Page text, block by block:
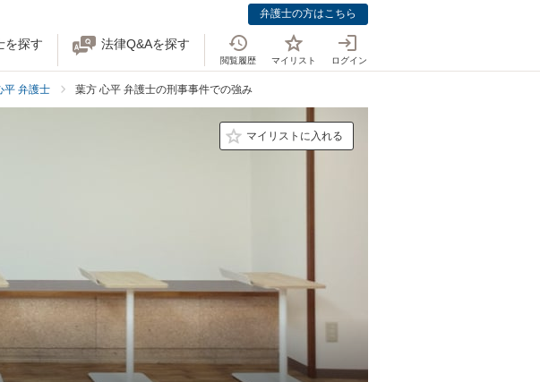
弁護士の方はこちら
を探す 法律Q&Aを探す
閲覧履歴 マイリスト ログイン
平 弁護士 葉方 心平 弁護士の刑事事件での強み
マイリストに入れる